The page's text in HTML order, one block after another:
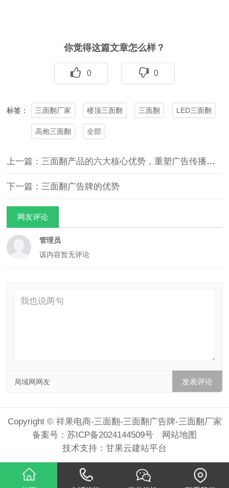
你觉得这篇文章怎么样？
0 0
标签： 三面翻厂家 楼顶三面翻 三面翻 LED三面翻
高炮三面翻 全部
上一篇：三面翻产品的六大核心优势，重塑广告传播价值
下一篇：三面翻广告牌的优势
网友评论
管理员
该内容暂无评论
局域网网友
Copyright © 祥果电商-三面翻-三面翻广告牌-三面翻厂家
备案号： 苏ICP备2024144509号
网站地图
技术支持： 甘果云建站平台